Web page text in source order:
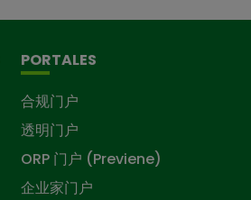
PORTALES
合规门户
透明门户
ORP 门户 (Previene)
企业家门户